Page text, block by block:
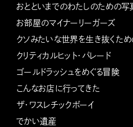
おとといまでのわたしのための
お部屋のマイナーリーガーズ
クソみたいな世界を生き抜くた
クリティカルヒット・パレード
ゴールドラッシュをめぐる冒険
こんなお店に行ってきた
ザ・ワスレチックボーイ
でかい遺産